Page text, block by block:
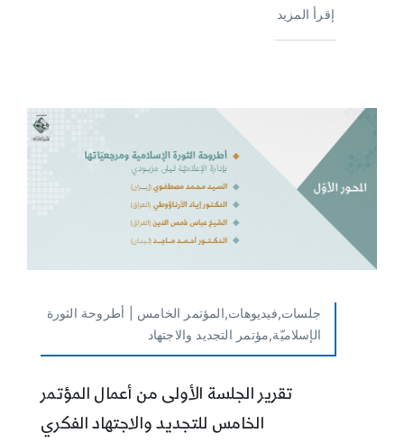
إقرأ المزيد
جلسات,فيديوهات,المؤتمر الخامس | أطروحة الثورة
الإسلاميّة,مؤتمر التجديد والاجتهاد
تقرير الجلسة الأولى من أعمال المؤتمر
الخامس للتجديد والاجتهاد الفكري